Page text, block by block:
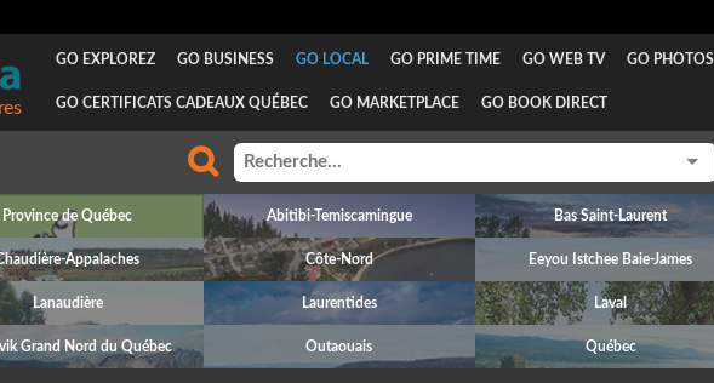
GO EXPLOREZ GO BUSINESS GO LOCAL GO PRIME TIME GO WEB TV GO PHOTOS
GO CERTIFICATS CADEAUX QUÉBEC GO MARKETPLACE GO BOOK DIRECT
Province de Québec Abitibi-Temiscamingue Bas Saint-Laurent
Appalaches Côte-Nord Eeyou Istchee Baie-James
Lanaudière Laurentides Laval
Grand Nord du Québec Outaouais Québec